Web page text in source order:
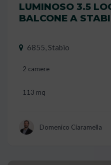
LUMINOSO 3.5
BALCONE A
6855, Stabio
2 camere
113 mq
Domenico Ciaramella